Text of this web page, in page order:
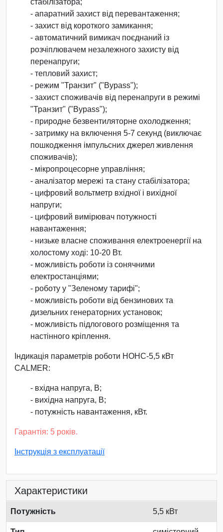
- апаратний захист від перевантаження;
- захист від короткого замикання;
- автоматичний вимикач поєднаний із
розчіплювачем незалежного захисту від
перенапруги;
- тепловий захист;
- режим "Транзит" ("Bypass");
- захист споживачів від перенапруги в режимі
"Транзит" ("Bypass");
- природне безвентиляторне охолодження;
- затримку на включення 5-7 секунд (виключає
пошкодження імпульсних джерел живлення
споживачів);
- мікропроцесорне управління;
- аналізатор мережі та стану стабілізатора;
- цифровий вольтметр вхідної і вихідної
напруги;
- цифровий вимірювач потужності
навантаження;
- низьке власне споживання електроенергії на
холостому ході: 10-20 Вт.
- можливість роботи із сонячними
електростанціями;
- роботу у "Зеленому тарифі";
- можливість роботи від бензинових та
дизельних генераторних установок;
- можливість підлогового розміщення та
настінного кріплення.
Індикація параметрів роботи НОНС-5,5 кВт
CALMER:
- вхідна напруга, В;
- вихідна напруга, В;
- потужність навантаження, кВт.
Гарантія: 5 років.
Інструкція з експлуатації
Характеристики
Потужність 5,5 кВт